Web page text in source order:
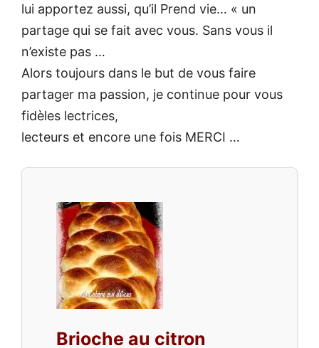
lui apportez aussi, qu’il Prend vie… « un
partage qui se fait avec vous. Sans vous il
n’existe pas …
Alors toujours dans le but de vous faire
partager ma passion, je continue pour vous
fidèles lectrices,
lecteurs et encore une fois MERCI …
Brioche au citron